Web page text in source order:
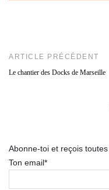
ARTICLE PRÉCÉDENT
Le chantier des Docks de Marseille
Abonne-toi et reçois toutes
Ton email*